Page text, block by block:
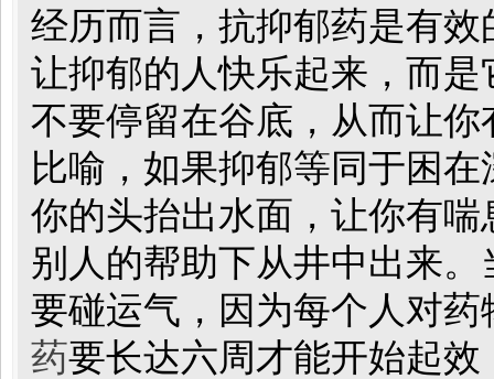
经历而言，抗抑郁药是有
让抑郁的人快乐起来，而
不要停留在谷底，从而让
比喻，如果抑郁等同于困
你的头抬出水面，让你有
别人的帮助下从井中出来
要碰运气，因为每个人对
药要长达六周才能开始起